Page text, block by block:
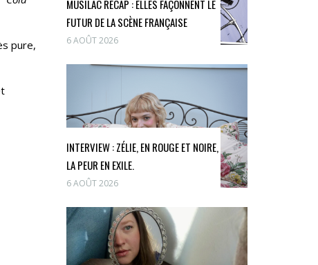
pure,
MUSILAC RÉCAP : ELLES FAÇONNENT LE
FUTUR DE LA SCÈNE FRANÇAISE
6 AOÛT 2026
INTERVIEW : ZÉLIE, EN ROUGE ET NOIRE,
LA PEUR EN EXILE.
6 AOÛT 2026